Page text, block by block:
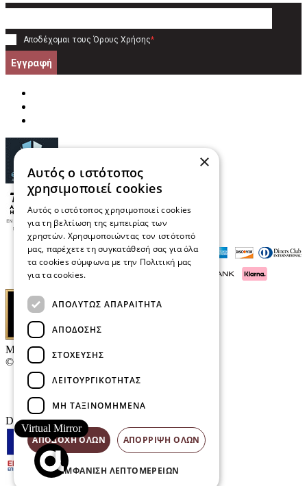
Αποδέχομαι τους Όρους Χρήσης*
Εγγραφή
Μαρκάκης Οπτικά
© 2026
Επικοινωνία
E-Volution Awards
Designed & developed by
Virtual Mirror
×
Αυτός ο ιστότοπος
χρησιμοποιεί cookies
Αυτός ο ιστότοπος χρησιμοποιεί cookies
για τη βελτίωση της εμπειρίας των
χρηστών. Χρησιμοποιώντας τον ιστότοπό
μας, παρέχετε τη συγκατάθεσή σας για όλα
τα cookies σύμφωνα με την Πολιτική μας
για τα cookies.
ΑΠΟΛΎΤΩΣ ΑΠΑΡΑΊΤΗΤΑ
ΑΠΌΔΟΣΗΣ
ΣΤΌΧΕΥΣΗΣ
ΛΕΙΤΟΥΡΓΙΚΌΤΗΤΑΣ
ΜΗ ΤΑΞΙΝΟΜΗΜΈΝΑ
ΑΠΟΔΟΧΉ ΌΛΩΝ ΑΠΌΡΡΙΨΗ ΌΛΩΝ
ΕΜΦΆΝΙΣΗ ΛΕΠΤΟΜΕΡΕΙΏΝ